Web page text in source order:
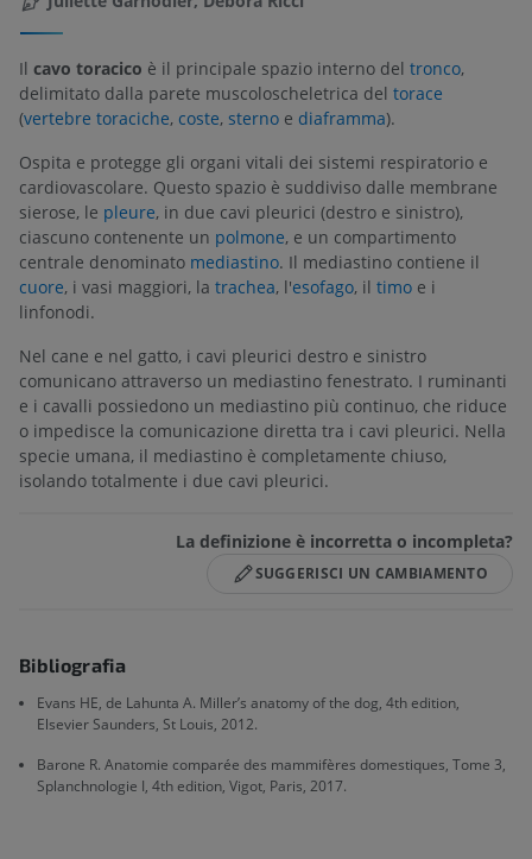
Il cavo toracico è il principale spazio interno del tronco,
delimitato dalla parete muscoloscheletrica del torace
(vertebre toraciche, coste, sterno e diaframma).
Ospita e protegge gli organi vitali dei sistemi respiratorio e
cardiovascolare. Questo spazio è suddiviso dalle membrane
sierose, le pleure, in due cavi pleurici (destro e sinistro),
ciascuno contenente un polmone, e un compartimento
centrale denominato mediastino. Il mediastino contiene il
cuore, i vasi maggiori, la trachea, l'esofago, il timo e i
linfonodi.
Nel cane e nel gatto, i cavi pleurici destro e sinistro
comunicano attraverso un mediastino fenestrato. I ruminanti
e i cavalli possiedono un mediastino più continuo, che riduce
o impedisce la comunicazione diretta tra i cavi pleurici. Nella
specie umana, il mediastino è completamente chiuso,
isolando totalmente i due cavi pleurici.
La definizione è incorretta o incompleta?
SUGGERISCI UN CAMBIAMENTO
Bibliografia
Evans HE, de Lahunta A. Miller’s anatomy of the dog, 4th edition,
Elsevier Saunders, St Louis, 2012.
Barone R. Anatomie comparée des mammifères domestiques, Tome 3,
Splanchnologie I, 4th edition, Vigot, Paris, 2017.